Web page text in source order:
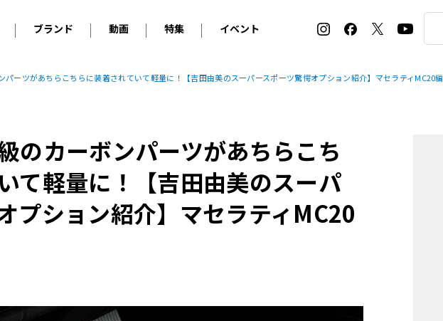
ブランド
輸入車 アウディ BMW
アルピナ
プジョー
ルノー
アバルト
ランボルギーニ
マセラティ
アストン・マーティン
ベントレー
ケータハム
ジャガー
ジープ
テスラ
ヒョンデ
動画
オリジナル動画
特集
2026 サマータイヤ＆ホイール バイヤーズガイド
ホイールカタログ
タイヤ特集
イベント
ル・ボラン カーズ・ミート2026横浜
EV:LIFE KOBE 2025
ル・ボラン カーズ・ミート2025横浜
パーツがあちらこちらに装着されていて軽量に！【吉田由美のスーパースポーツ驚愕オプション紹介】マセラティMC20編
のカーボンパーツがあちらこち
て軽量に！【吉田由美のスーパ
プション紹介】マセラティMC20